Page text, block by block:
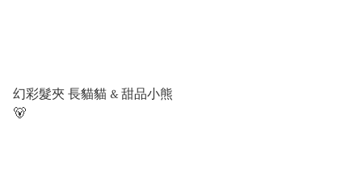
幻彩髮夾 長貓貓 & 甜品小熊
🐻